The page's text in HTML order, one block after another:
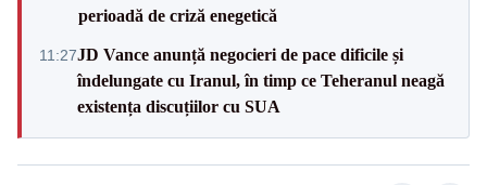
perioadă de criză enegetică
11:27JD Vance anunță negocieri de pace dificile și
îndelungate cu Iranul, în timp ce Teheranul neagă
existența discuțiilor cu SUA